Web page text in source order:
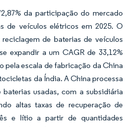
da participação do mercado
de veículos elétricos em 2025. O
de baterias de veículos
expandir a um CAGR de 33,12%
pela escala de fabricação da China
da Índia. A China processa
usadas, com a subsidiária
altas taxas de recuperação de
e lítio a partir de quantidades